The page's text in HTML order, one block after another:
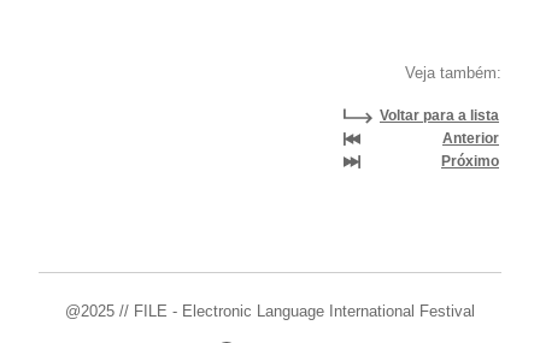
Veja também:
Voltar para a lista
Anterior
Próximo
@2025 // FILE - Electronic Language International Festival